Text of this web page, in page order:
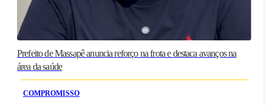
Prefeito de Massapê anuncia reforço na frota e destaca avanços na
área da saúde
COMPROMISSO